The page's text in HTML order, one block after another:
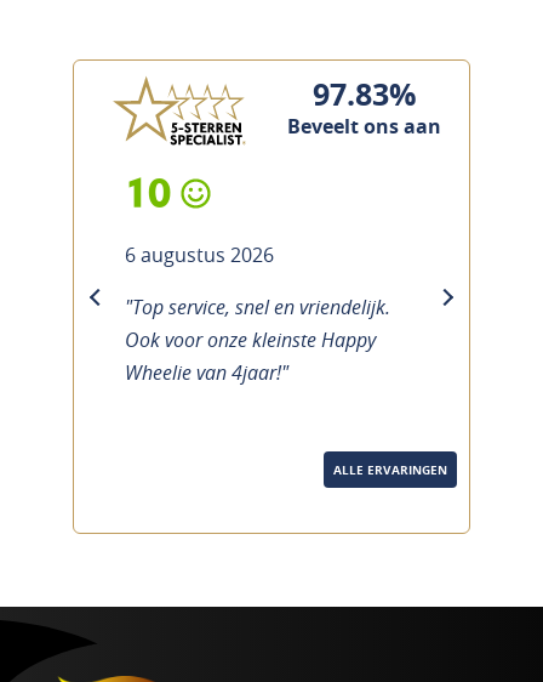
97.83%
Beveelt ons aan
10
6 augustus 2026
"Top service, snel en vriendelijk.
Ook voor onze kleinste Happy
Wheelie van 4jaar!"
previous next
ALLE ERVARINGEN